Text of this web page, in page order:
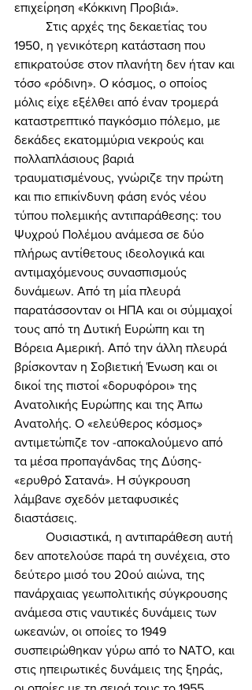
επιχείρηση «Κόκκινη Προβιά».
1950, η γενικότερη κατάσταση που
επικρατούσε στον πλανήτη δεν ήταν και
τόσο «ρόδινη». Ο κόσμος, ο οποίος
μόλις είχε εξέλθει από έναν τρομερά
καταστρεπτικό παγκόσμιο πόλεμο, με
δεκάδες εκατομμύρια νεκρούς και
πολλαπλάσιους βαριά
τραυματισμένους, γνώριζε την πρώτη
και πιο επικίνδυνη φάση ενός νέου
τύπου πολεμικής αντιπαράθεσης: του
Ψυχρού Πολέμου ανάμεσα σε δύο
πλήρως αντίθετους ιδεολογικά και
αντιμαχόμενους συνασπισμούς
δυνάμεων. Από τη μία πλευρά
παρατάσσονταν οι ΗΠΑ και οι σύμμαχοί
τους από τη Δυτική Ευρώπη και τη
Βόρεια Αμερική. Από την άλλη πλευρά
βρίσκονταν η Σοβιετική Ένωση και οι
δικοί της πιστοί «δορυφόροι» της
Ανατολικής Ευρώπης και της Άπω
Ανατολής. Ο «ελεύθερος κόσμος»
αντιμετώπιζε τον -αποκαλούμενο από
τα μέσα προπαγάνδας της Δύσης-
«ερυθρό Σατανά». Η σύγκρουση
λάμβανε σχεδόν μεταφυσικές
διαστάσεις.
δεν αποτελούσε παρά τη συνέχεια, στο
δεύτερο μισό του 20ού αιώνα, της
πανάρχαιας γεωπολιτικής σύγκρουσης
ανάμεσα στις ναυτικές δυνάμεις των
ωκεανών, οι οποίες το 1949
συσπειρώθηκαν γύρω από το ΝΑΤΟ, και
στις ηπειρωτικές δυνάμεις της ξηράς,